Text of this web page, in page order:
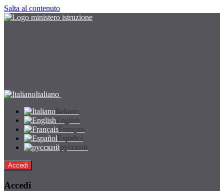
Salta al contenuto
Italiano
Italiano
English
Français
Español
русский
Accedi
Accedi